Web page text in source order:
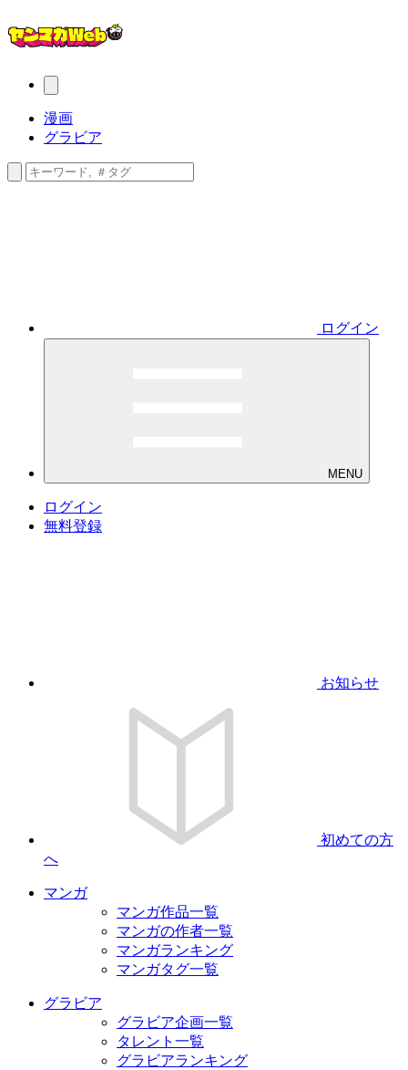
漫画
グラビア
ログイン
MENU
ログイン
無料登録
お知らせ
初めての方
へ
マンガ
マンガ作品一覧
マンガの作者一覧
マンガランキング
マンガタグ一覧
グラビア
グラビア企画一覧
タレント一覧
グラビアランキング